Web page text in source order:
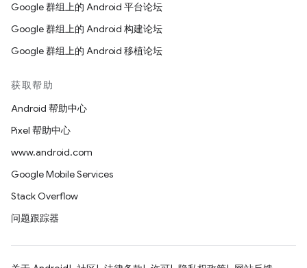
Google 群组上的 Android 平台论坛
Google 群组上的 Android 构建论坛
Google 群组上的 Android 移植论坛
获取帮助
Android 帮助中心
Pixel 帮助中心
www.android.com
Google Mobile Services
Stack Overflow
问题跟踪器